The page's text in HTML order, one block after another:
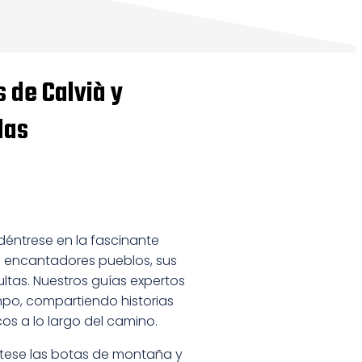
Calvià y
en la fascinante
pueblos, sus
Nuestros guías expertos
compartiendo historias
a lo largo del camino.
las botas de montaña y